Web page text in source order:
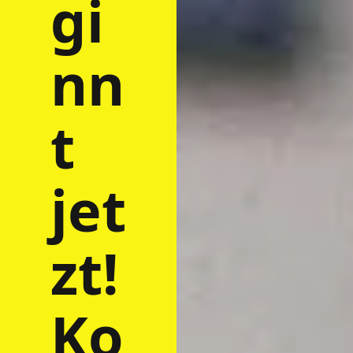
gi
nn
t
jet
zt!
Ko